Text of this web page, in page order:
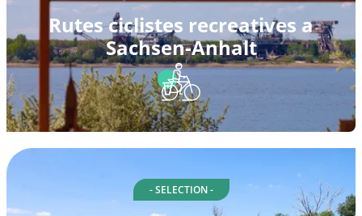
Rutes ciclistes recreatives a
Sachsen-Anhalt
- SELECTION -